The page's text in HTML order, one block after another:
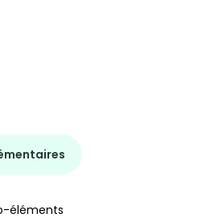
éléments